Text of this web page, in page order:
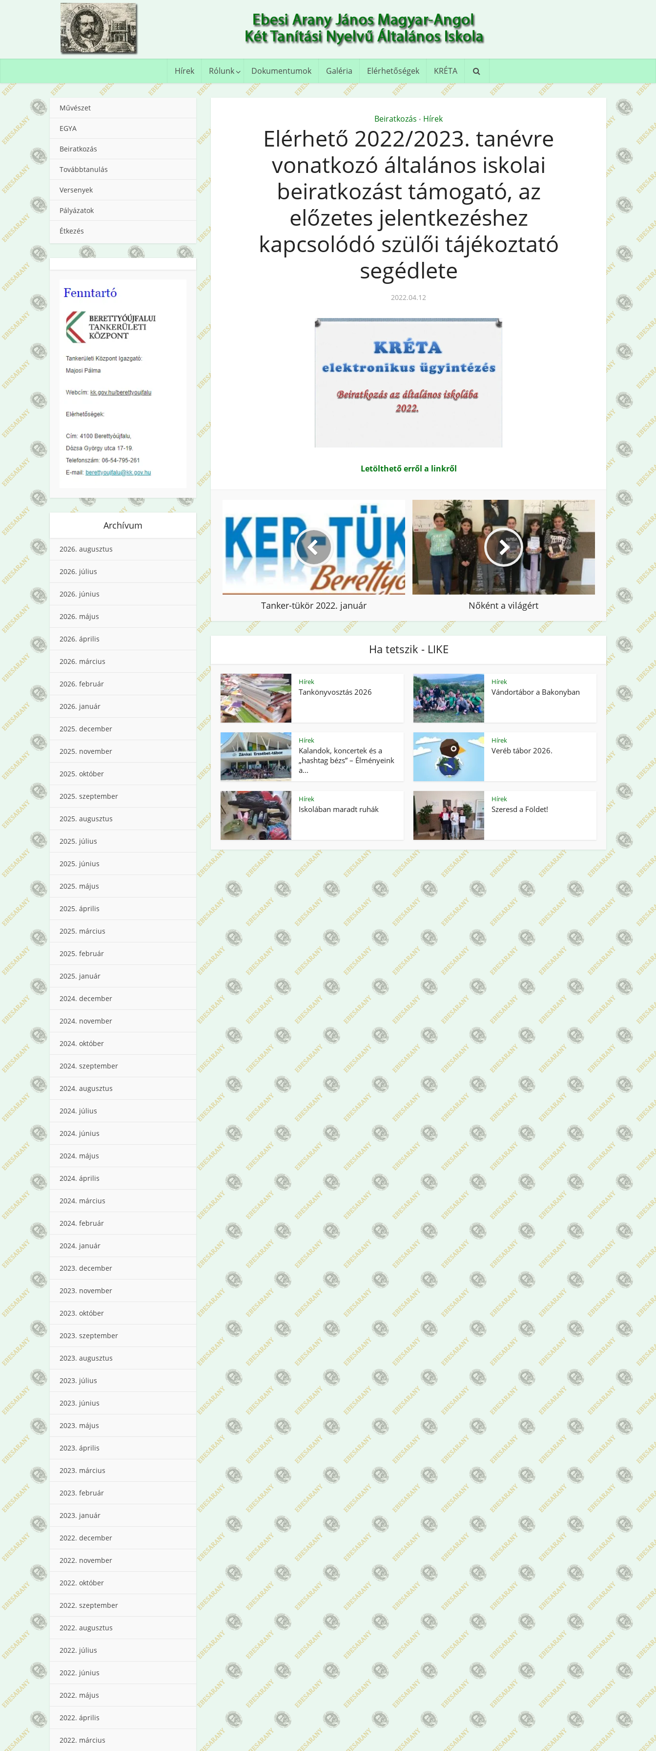
Hírek Rólunk Dokumentumok Galéria Elérhetőségek KRÉTA
Művészet
EGYA
Beiratkozás
Továbbtanulás
Versenyek
Pályázatok
Étkezés
Archívum
2026. augusztus
2026. július
2026. június
2026. május
2026. április
2026. március
2026. február
2026. január
2025. december
2025. november
2025. október
2025. szeptember
2025. augusztus
2025. július
2025. június
2025. május
2025. április
2025. március
2025. február
2025. január
2024. december
2024. november
2024. október
2024. szeptember
2024. augusztus
2024. július
2024. június
2024. május
2024. április
2024. március
2024. február
2024. január
2023. december
2023. november
2023. október
2023. szeptember
2023. augusztus
2023. július
2023. június
2023. május
2023. április
2023. március
2023. február
2023. január
2022. december
2022. november
2022. október
2022. szeptember
2022. augusztus
2022. július
2022. június
2022. május
2022. április
2022. március
Beiratkozás • Hírek
Elérhető 2022/2023. tanévre
vonatkozó általános iskolai
beiratkozást támogató, az
előzetes jelentkezéshez
kapcsolódó szülői tájékoztató
segédlete
2022.04.12
Letölthető erről a linkről
Tanker-tükör 2022. január Nőként a világért
Ha tetszik - LIKE
Hírek
Tankönyvosztás 2026
Hírek
Vándortábor a Bakonyban
Hírek
Kalandok, koncertek és a
„hashtag bézs” – Élményeink
a...
Hírek
Veréb tábor 2026.
Hírek
Iskolában maradt ruhák
Hírek
Szeresd a Földet!